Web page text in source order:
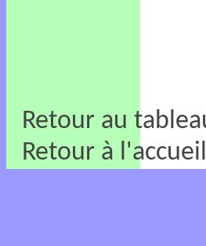
Retour au
Retour à l'accueil